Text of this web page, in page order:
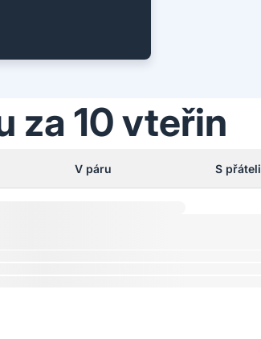
za 10 vteřin
V páru S přáteli